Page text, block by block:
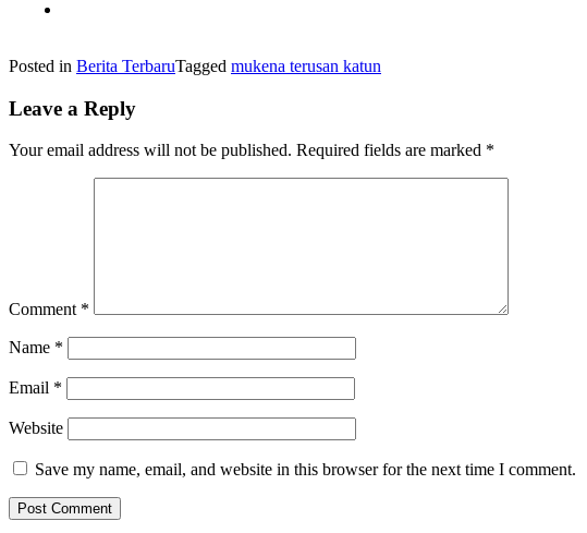
Posted in Berita TerbaruTagged mukena terusan katun
Leave a Reply
Your email address will not be published. Required fields are marked *
Comment *
Name *
Email *
Website
Save my name, email, and website in this browser for the next time I comment.